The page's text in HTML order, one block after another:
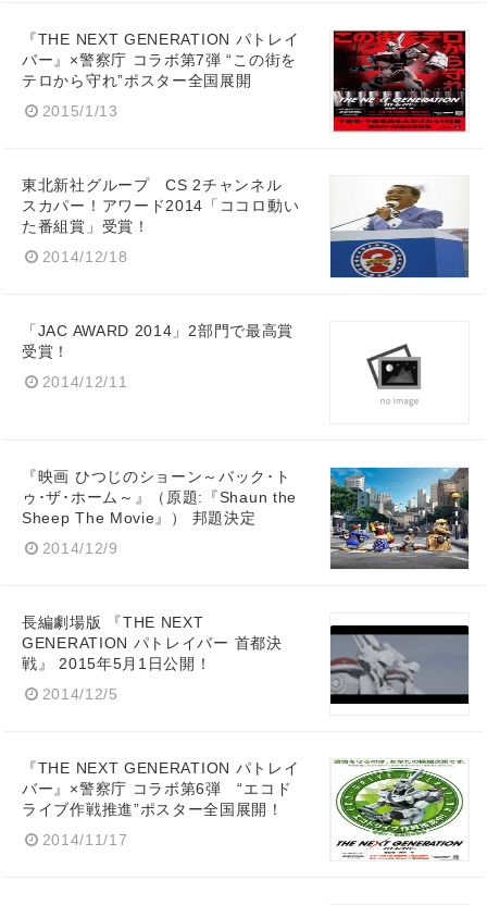
『THE NEXT GENERATION パトレイ
バー』×警察庁 コラボ第7弾 “この街を
テロから守れ”ポスター全国展開
2015/1/13
東北新社グループ CS 2チャンネル
スカパー！アワード2014「ココロ動い
た番組賞」受賞！
2014/12/18
「JAC AWARD 2014」2部門で最高賞
受賞！
2014/12/11
『映画 ひつじのショーン～バック･ト
ゥ･ザ･ホーム～』（原題:『Shaun the
Sheep The Movie』） 邦題決定
2014/12/9
長編劇場版 『THE NEXT
GENERATION パトレイバー 首都決
戦』 2015年5月1日公開！
2014/12/5
『THE NEXT GENERATION パトレイ
バー』×警察庁 コラボ第6弾 “エコド
ライブ作戦推進”ポスター全国展開！
2014/11/17